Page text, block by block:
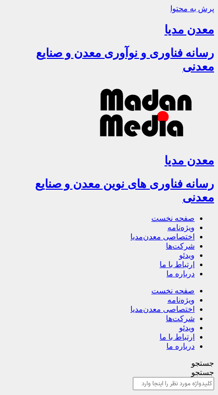
پرش به محتوا
معدن مدیا
رسانه فناوری و نوآوری معدن و صنایع
معدنی
معدن مدیا
رسانه فناوری های نوین معدن و صنایع
معدنی
صفحه نخست
ویژه‌نامه
اختصاصی معدن‌مدیا
شرکت‌ها
ویدئو
ارتباط با ما
درباره ما
صفحه نخست
ویژه‌نامه
اختصاصی معدن‌مدیا
شرکت‌ها
ویدئو
ارتباط با ما
درباره ما
جستجو
جستجو